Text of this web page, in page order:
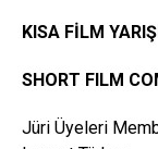
KISA FİLM
SHORT FILM
Jüri Üyeleri